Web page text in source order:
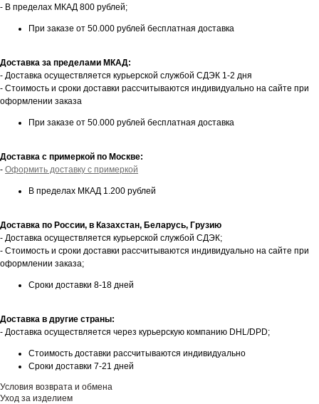
⁃ В пределах МКАД 800 рублей;
При заказе от 50.000 рублей бесплатная доставка
Доставка за пределами МКАД:
- Доставка осуществляется курьерской службой СДЭК 1-2 дня
- Стоимость и сроки доставки рассчитываются индивидуально на сайте при
оформлении заказа
При заказе от 50.000 рублей бесплатная доставка
Доставка с примеркой по Москве:
- Оформить доставку с примеркой
В пределах МКАД 1.200 рублей
Доставка по России, в Казахстан, Беларусь, Грузию
- Доставка осуществляется курьерской службой СДЭК;
- Стоимость и сроки доставки рассчитываются индивидуально на сайте при
оформлении заказа;
Сроки доставки 8-18 дней
Доставка в другие страны:
- Доставка осуществляется через курьерскую компанию DHL/DPD;
Стоимость доставки рассчитываются индивидуально
Сроки доставки 7-21 дней
Условия возврата и обмена
Уход за изделием